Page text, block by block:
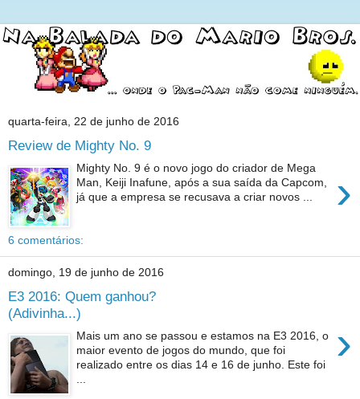
quarta-feira, 22 de junho de 2016
Review de Mighty No. 9
›
Mighty No. 9 é o novo jogo do criador de Mega
Man, Keiji Inafune, após a sua saída da Capcom,
já que a empresa se recusava a criar novos ...
6 comentários:
domingo, 19 de junho de 2016
E3 2016: Quem ganhou?
(Adivinha...)
›
Mais um ano se passou e estamos na E3 2016, o
maior evento de jogos do mundo, que foi
realizado entre os dias 14 e 16 de junho. Este foi